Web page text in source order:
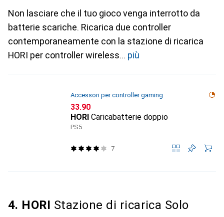
Non lasciare che il tuo gioco venga interrotto da
batterie scariche. Ricarica due controller
contemporaneamente con la stazione di ricarica
HORI per controller wireless
più
Accessori per controller gaming
CHF
33.90
HORI Caricabatterie doppio
PS5
7
4. HORI Stazione di ricarica Solo